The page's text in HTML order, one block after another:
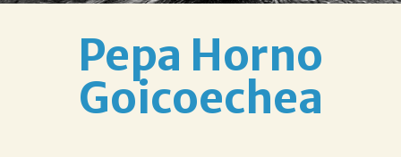
Pepa Horno
Goicoechea